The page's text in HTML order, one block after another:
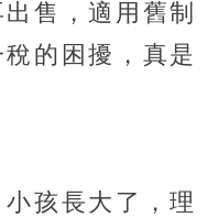
售，適用舊制
的困擾，真是
孩長大了，理